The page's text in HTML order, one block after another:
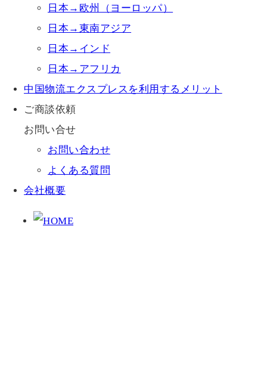
日本→欧州（ヨーロッパ）
日本→東南アジア
日本→インド
日本→アフリカ
中国物流エクスプレスを利用するメリット
ご商談依頼
お問い合せ
お問い合わせ
よくある質問
会社概要